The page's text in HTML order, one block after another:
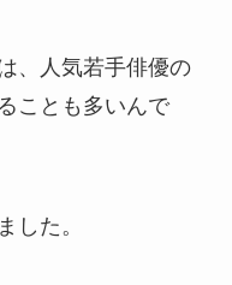
、人気若手俳優の
ことも多いんで
した。